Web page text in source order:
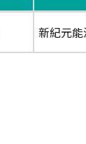
新紀元